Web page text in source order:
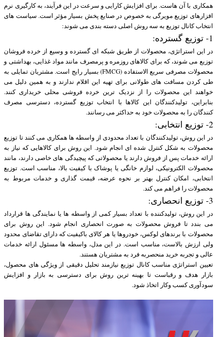
همکاری با آن هاست. برای افزایش کارایی و سرعت در این فرآیند، به کارگیری نرم
افزارهای توزیع مویرگی به خصوص در صنایع پخش بسیار مؤثر است. سیاست های
انتخاب کانال توزیع به سه روش اصلی دسته بندی می شوند:
1- توزیع گسترده:
در این استراتژی، محصولات از طریق شبکه ای گسترده و وسیع از خرده فروشان
توزیع می شوند، که برای کالاهای روزمره و پرمصرف مانند مواد غذایی، بهداشتی و
محصولات مصرفی سریع الاستفاده (FMCG) بسیار رایج است. مشتریان تمایلی به
طی کردن مسافت های طولانی برای تهیه این اقلام ندارند و به همین دلیل می
خواهند این محصولات را از نزدیک ترین خرده فروشی محلی خریداری کنند.
بنابراین، تولیدکنندگان این کالاها با انتخاب توزیع گسترده، دسترسی مصرف
کنندگان را به محصولات خود به حداکثر می رسانند.
2- توزیع انتخابی:
در این روش، تولیدکنندگان با تعداد محدودی از واسطه ها همکاری می کنند تا توزیع
محصولات به شکل کنترل شده ای انجام شود. این روش برای کالاهایی که نیاز به
ارائه خدمات پس از فروش دارند یا محصولاتی که پیچیدگی های خاصی دارند، مانند
محصولات الکترونیکی، لوازم خانگی یا پوشاک با کیفیت بالا، مناسب است. توزیع
انتخابی، امکان کنترل بهتر بر نحوه عرضه، قیمت گذاری و خدمات مربوط به
محصولات را فراهم می کند.
3- توزیع انحصاری:
در این روش، تولیدکننده با تعداد بسیار کمی از واسطه ها یا نمایندگی ها قرارداد
می بندد تا فروش محصولات به صورت انحصاری انجام شود. این روش برای
محصولات با برندهای لوکس، خودروها یا هر کالای باکیفیت که دارای تقاضای محدود
ولی ارزش بالاست، مناسب است. در این مدل، واسطه ها مسئول ارائه خدمات
عالی و تجربه خرید منحصربه فرد به مشتریان هستند.
تعیین استراتژی مناسب کانال توزیع نیازمند تحلیل دقیقی از ویژگی های محصول،
بازار هدف و رقباست تا بهینه ترین روش برای دسترسی به بازار و افزایش
سودآوری کسب وکار اتخاذ شود.